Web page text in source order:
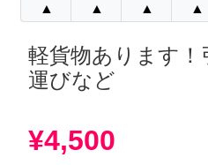
▲ ▲ ▲ ▲
軽貨物あります！
運びなど
¥4,500